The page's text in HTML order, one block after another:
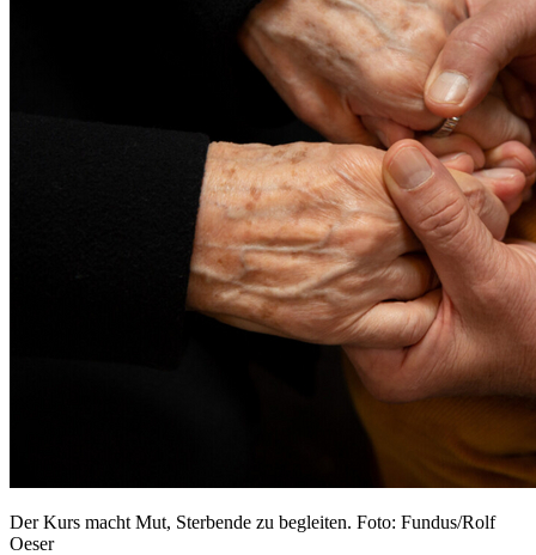
Der Kurs macht Mut, Sterbende zu begleiten. Foto: Fundus/Rolf
Oeser